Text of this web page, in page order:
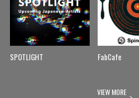
SPOTLIGHT FabCafe
VIEW MORE